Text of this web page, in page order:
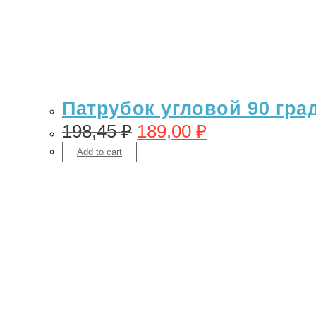
Патрубок угловой 90
198,45₽ 189,00 ₽
Add to cart